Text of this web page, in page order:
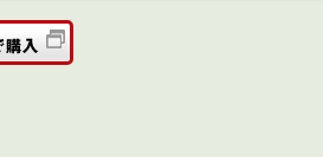
楽天で購入